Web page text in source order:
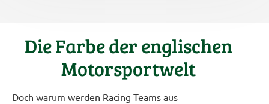
Die Farbe der englischen
Motorsportwelt
Doch warum werden Racing Teams aus